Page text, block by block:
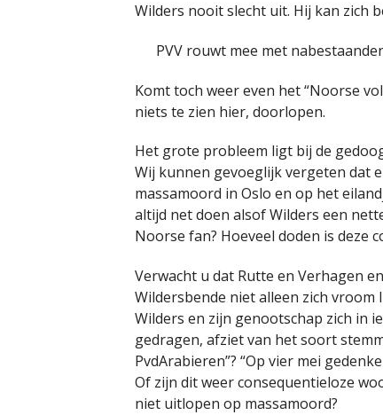
Wilders nooit slecht uit. Hij kan zich
PVV rouwt mee met
Komt toch weer even het “Noorse
niets te zien hier, doorlopen.
Het grote probleem ligt bij de
Wij kunnen gevoeglijk vergeten dat
massamoord in Oslo en op het
altijd net doen alsof Wilders een
Noorse fan? Hoeveel doden is deze
Verwacht u dat Rutte en Verhagen
Wildersbende niet alleen zich
Wilders en zijn genootschap zich in
gedragen, afziet van het soort
PvdArabieren”? “Op vier mei
Of zijn dit weer consequentieloze
niet uitlopen op massamoord?